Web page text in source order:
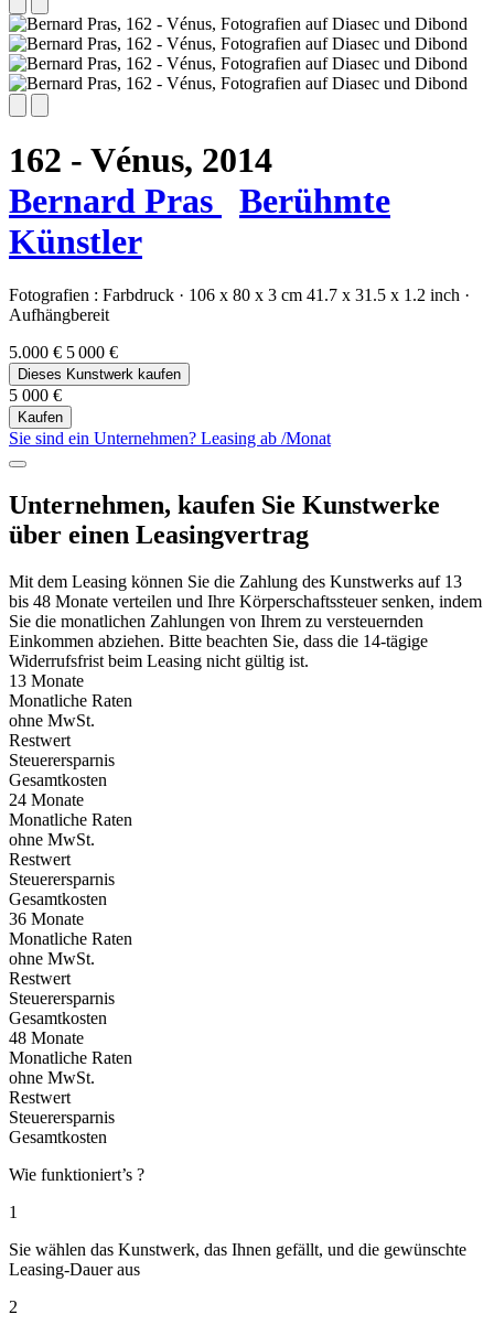
162 - Vénus, 2014
Bernard Pras
Berühmte
Künstler
Fotografien : Farbdruck · 106 x 80 x 3 cm 41.7 x 31.5 x 1.2 inch ·
Aufhängbereit
5.000 € 5 000 €
Dieses Kunstwerk kaufen
5 000 €
Kaufen
Sie sind ein Unternehmen? Leasing ab /Monat
Unternehmen, kaufen Sie Kunstwerke
über einen Leasingvertrag
Mit dem Leasing können Sie die Zahlung des Kunstwerks auf 13
bis 48 Monate verteilen und Ihre Körperschaftssteuer senken, indem
Sie die monatlichen Zahlungen von Ihrem zu versteuernden
Einkommen abziehen. Bitte beachten Sie, dass die 14-tägige
Widerrufsfrist beim Leasing nicht gültig ist.
13 Monate
Monatliche Raten
ohne MwSt.
Restwert
Steuerersparnis
Gesamtkosten
24 Monate
Monatliche Raten
ohne MwSt.
Restwert
Steuerersparnis
Gesamtkosten
36 Monate
Monatliche Raten
ohne MwSt.
Restwert
Steuerersparnis
Gesamtkosten
48 Monate
Monatliche Raten
ohne MwSt.
Restwert
Steuerersparnis
Gesamtkosten
Wie funktioniert’s ?
1
Sie wählen das Kunstwerk, das Ihnen gefällt, und die gewünschte
Leasing-Dauer aus
2